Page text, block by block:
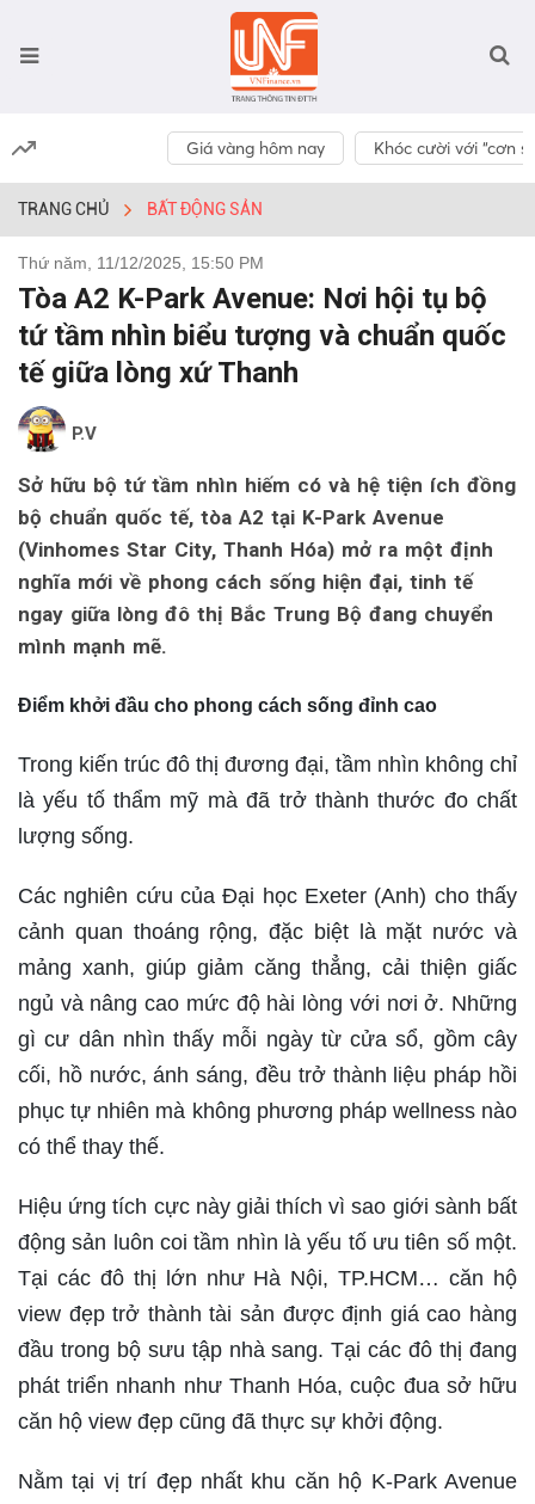
Giá vàng hôm nay Khóc cười với “cơn
TRANG CHỦ BẤT ĐỘNG SẢN
Thứ năm, 11/12/2025, 15:50 PM
Tòa A2 K-Park Avenue: Nơi hội tụ bộ
tứ tầm nhìn biểu tượng và chuẩn quốc
tế giữa lòng xứ Thanh
P.V
Sở hữu bộ tứ tầm nhìn hiếm có và hệ tiện ích đồng
bộ chuẩn quốc tế, tòa A2 tại K-Park Avenue
(Vinhomes Star City, Thanh Hóa) mở ra một định
nghĩa mới về phong cách sống hiện đại, tinh tế
ngay giữa lòng đô thị Bắc Trung Bộ đang chuyển
mình mạnh mẽ.
Điểm khởi đầu cho phong cách sống đỉnh cao
Trong kiến trúc đô thị đương đại, tầm nhìn không chỉ
là yếu tố thẩm mỹ mà đã trở thành thước đo chất
lượng sống.
Các nghiên cứu của Đại học Exeter (Anh) cho thấy
cảnh quan thoáng rộng, đặc biệt là mặt nước và
mảng xanh, giúp giảm căng thẳng, cải thiện giấc
ngủ và nâng cao mức độ hài lòng với nơi ở. Những
gì cư dân nhìn thấy mỗi ngày từ cửa sổ, gồm cây
cối, hồ nước, ánh sáng, đều trở thành liệu pháp hồi
phục tự nhiên mà không phương pháp wellness nào
có thể thay thế.
Hiệu ứng tích cực này giải thích vì sao giới sành bất
động sản luôn coi tầm nhìn là yếu tố ưu tiên số một.
Tại các đô thị lớn như Hà Nội, TP.HCM… căn hộ
view đẹp trở thành tài sản được định giá cao hàng
đầu trong bộ sưu tập nhà sang. Tại các đô thị đang
phát triển nhanh như Thanh Hóa, cuộc đua sở hữu
căn hộ view đẹp cũng đã thực sự khởi động.
Nằm tại vị trí đẹp nhất khu căn hộ K-Park Avenue